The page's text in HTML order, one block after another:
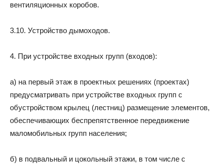
вентиляционных коробов.
3.10. Устройство дымоходов.
4. При устройстве входных групп (входов):
а) на первый этаж в проектных решениях (проектах)
предусматривать при устройстве входных групп с
обустройством крылец (лестниц) размещение элементов,
обеспечивающих беспрепятственное передвижение
маломобильных групп населения;
б) в подвальный и цокольный этажи, в том числе с